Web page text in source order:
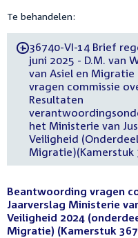
Te behandelen:
-36740-VI-14 Brief
juni 2025 - D.M. van
van Asiel en
vragen commissie
Resultaten
het Ministerie van
Veiligheid
Migratie)(Kamerstuk
Beantwoording vragen
Jaarverslag Ministerie
Veiligheid 2024
Migratie) (Kamerstuk